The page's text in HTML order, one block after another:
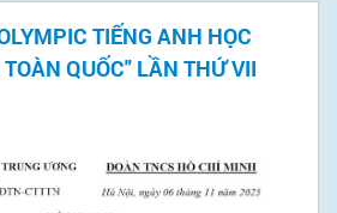
TIẾNG ANH HỌC
QUỐC" LẦN THỨ VII